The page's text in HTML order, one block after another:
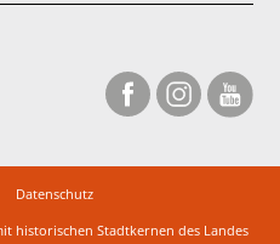
Datenschutz
historischen Stadtkernen des Landes